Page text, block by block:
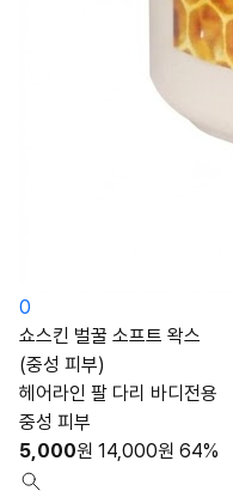
0
쇼스킨 벌꿀 소프트 왁스
(중성 피부)
헤어라인 팔 다리 바디전용
중성 피부
5,000원 14,000원 64%